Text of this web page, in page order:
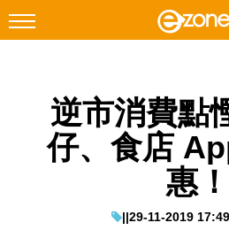
Facebook Instagram
科技焦點
逆市消費點
仔、食店
惠！
||29-11-2019 17:49